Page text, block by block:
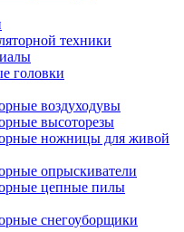
техники
головки
воздуходувы
высоторезы
ножницы для живой
опрыскиватели
цепные пилы
снегоуборщики